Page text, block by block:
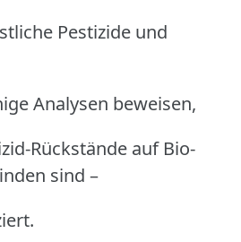
Pestizide und
Analysen beweisen,
Rückstände auf Bio-
sind –